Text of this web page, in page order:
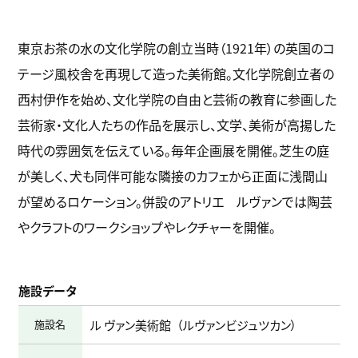
東京お茶の水の文化学院の創立当時（1921年）の英国のコ
テージ風校舎を再現して造った美術館。文化学院創立者の
西村伊作を始め、文化学院の自由と芸術の教育に参画した
芸術家・文化人たちの作品を展示し、文学、美術が高揚した
時代の雰囲気を伝えている。毎年企画展を開催。芝生の庭
が美しく、犬も同伴可能な隣接のカフェから正面に浅間山
が望めるロケーション。併設のアトリエ ルヴァンでは陶芸
やクラフトのワークショップやレクチャーを開催。
施設データ
施設名 ル ヴァン美術館 ルヴァンビジュツカン